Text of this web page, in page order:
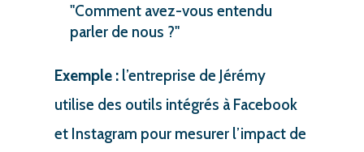
"Comment avez-vous entendu
parler de nous ?"
Exemple :l’entreprise de Jérémy
utilise des outils intégrés à Facebook
et Instagram pour mesurer l’impact de